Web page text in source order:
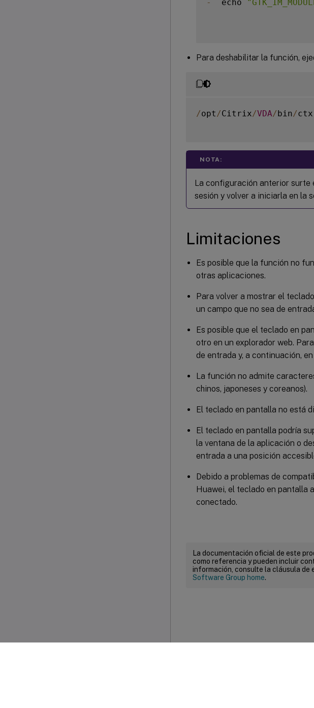
-
  echo
Para deshabilitar la función,
/opt/Citrix/VDA/bin/
NOTA:
La configuración anterior surte
sesión y volver a iniciarla en la
Limitaciones
Es posible que la función no
otras aplicaciones.
Para volver a mostrar el
un campo que no sea de
Es posible que el teclado en
otro en un explorador web.
de entrada y, a continuación,
La función no admite
chinos, japoneses y coreanos).
El teclado en pantalla no está
El teclado en pantalla podría
la ventana de la aplicación o
entrada a una posición
Debido a problemas de
Huawei, el teclado en pantalla
conectado.
La documentación oficial de este
como referencia y pueden incluir
información, consulte la cláusula de
Software Group home.